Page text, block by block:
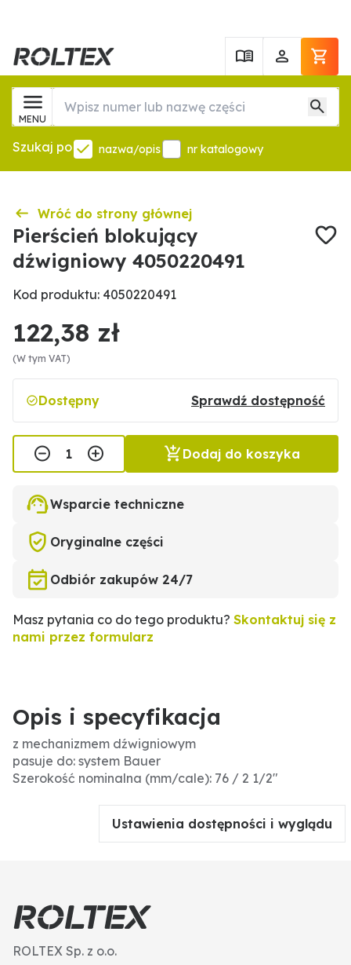
MENU
Szukaj po nazwa/opis nr katalogowy
Wróć do strony głównej
Pierścień blokujący
dźwigniowy 4050220491
Kod produktu: 4050220491
122,38 zł
(W tym VAT)
Dostępny Sprawdź dostępność
Dodaj do koszyka
Wsparcie techniczne
Oryginalne części
Odbiór zakupów 24/7
Masz pytania co do tego produktu? Skontaktuj się z
nami przez formularz
Opis i specyfikacja
z mechanizmem dźwigniowym
pasuje do: system Bauer
Szerokość nominalna (mm/cale): 76 / 2 1/2"
Ustawienia dostępności i wyglądu
ROLTEX Sp. z o.o.